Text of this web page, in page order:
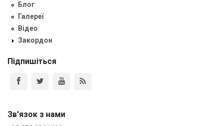
Блог
Галереї
Відео
Закордон
Підпишіться
Зв'язок з нами